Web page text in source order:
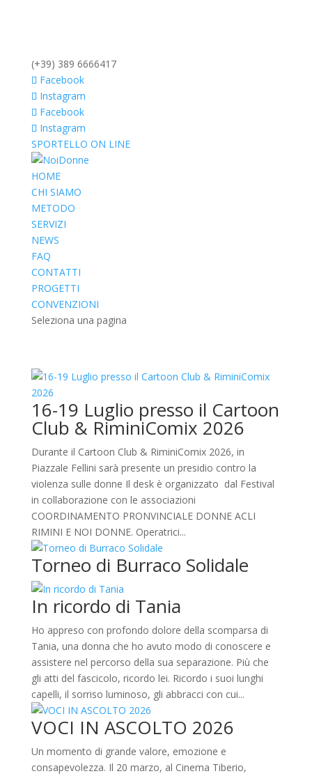
(+39) 389 6666417
Facebook
Instagram
Facebook
Instagram
SPORTELLO ON LINE
HOME
CHI SIAMO
METODO
SERVIZI
NEWS
FAQ
CONTATTI
PROGETTI
CONVENZIONI
Seleziona una pagina
16-19 Luglio presso il Cartoon
Club & RiminiComix 2026
Durante il Cartoon Club & RiminiComix 2026, in
Piazzale Fellini sarà presente un presidio contro la
violenza sulle donne Il desk è organizzato dal Festival
in collaborazione con le associazioni
COORDINAMENTO PRONVINCIALE DONNE ACLI
RIMINI E NOI DONNE. Operatrici...
Torneo di Burraco Solidale
In ricordo di Tania
Ho appreso con profondo dolore della scomparsa di
Tania, una donna che ho avuto modo di conoscere e
assistere nel percorso della sua separazione. Più che
gli atti del fascicolo, ricordo lei. Ricordo i suoi lunghi
capelli, il sorriso luminoso, gli abbracci con cui...
VOCI IN ASCOLTO 2026
Un momento di grande valore, emozione e
consapevolezza. Il 20 marzo, al Cinema Tiberio,